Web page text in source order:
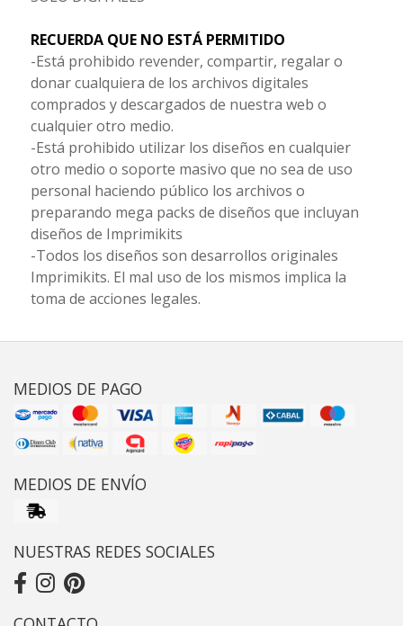
RECUERDA QUE NO ESTÁ PERMITIDO
-Está prohibido revender, compartir, regalar o
donar cualquiera de los archivos digitales
comprados y descargados de nuestra web o
cualquier otro medio.
-Está prohibido utilizar los diseños en cualquier
otro medio o soporte masivo que no sea de uso
personal haciendo público los archivos o
preparando mega packs de diseños que incluyan
diseños de Imprimikits
-Todos los diseños son desarrollos originales
Imprimikits. El mal uso de los mismos implica la
toma de acciones legales.
MEDIOS DE PAGO
MEDIOS DE ENVÍO
NUESTRAS REDES SOCIALES